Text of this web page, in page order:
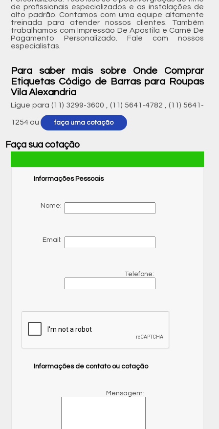
de profissionais especializados e as instalações de
alto padrão. Contamos com uma equipe altamente
treinada para atender nossos clientes. Também
trabalhamos com Impressão De Apostila e Carnê De
Pagamento Personalizado. Fale com nossos
especialistas.
Para saber mais sobre Onde Comprar
Etiquetas Código de Barras para Roupas
Vila Alexandria
Ligue para (11) 3299-3600 ,(11) 5641-4782 ,(11) 5641-
1254 ou faça uma cotação
Faça sua cotação
Informações Pessoais
Nome:
Email:
Telefone:
Informações de contato ou cotação
Mensagem: